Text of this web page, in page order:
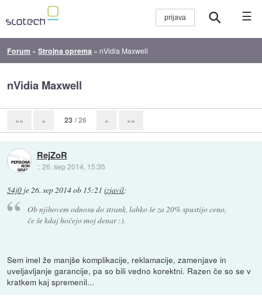
☰
Forum »Strojna oprema » nVidia Maxwell
nVidia Maxwell
«« « 23 / 26 » »»
RejZoR
::26. sep 2014, 15:35
54j0 je26. sep 2014 ob 15:21 izjavil:
Ob njihovem odnosu do strank, lahko še za 20% spustijo ceno,
če še kdaj hočejo moj denar :).
Sem imel že manjše komplikacije, reklamacije, zamenjave in
uveljavljanje garancije, pa so bili vedno korektni. Razen če so se v
kratkem kaj spremenil...